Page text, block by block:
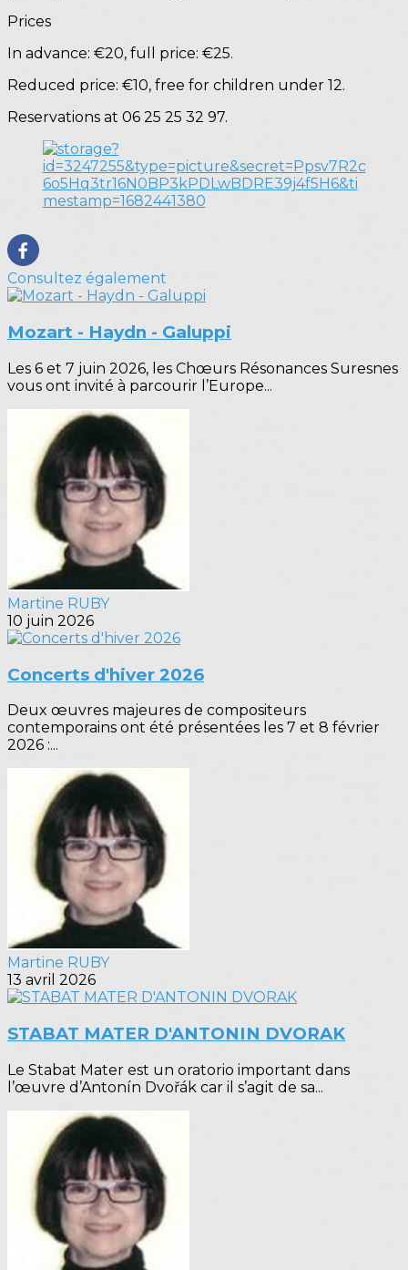
Prices
In advance: €20, full price: €25.
Reduced price: €10, free for children under 12.
Reservations at 06 25 25 32 97.
Consultez également
Mozart - Haydn - Galuppi
Les 6 et 7 juin 2026, les Chœurs Résonances Suresnes
vous ont invité à parcourir l’Europe...
Martine RUBY
10 juin 2026
Concerts d'hiver 2026
Deux œuvres majeures de compositeurs
contemporains ont été présentées les 7 et 8 février
2026 :...
Martine RUBY
13 avril 2026
STABAT MATER D'ANTONIN DVORAK
Le Stabat Mater est un oratorio important dans
l’œuvre d’Antonín Dvořák car il s’agit de sa...